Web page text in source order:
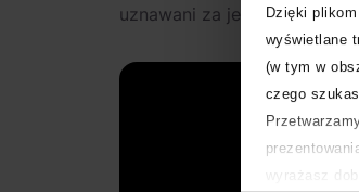
Dzięki
wyświetlane
(w tym w
czego
uznawani za jednych z